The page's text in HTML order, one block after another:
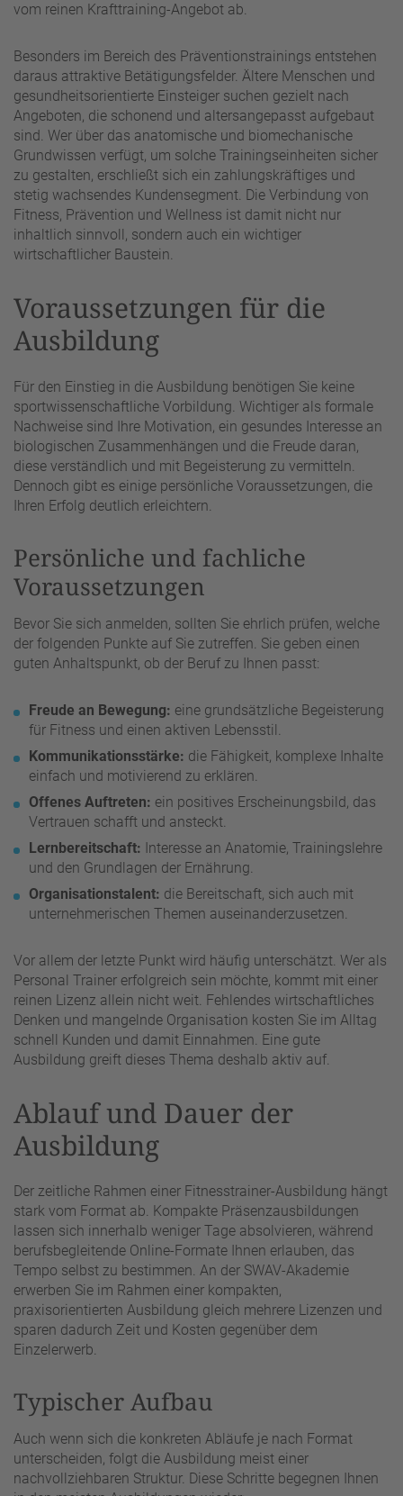
vom reinen Krafttraining-Angebot ab.
Besonders im Bereich des Präventionstrainings entstehen
daraus attraktive Betätigungsfelder. Ältere Menschen und
gesundheitsorientierte Einsteiger suchen gezielt nach
Angeboten, die schonend und altersangepasst aufgebaut
sind. Wer über das anatomische und biomechanische
Grundwissen verfügt, um solche Trainingseinheiten sicher
zu gestalten, erschließt sich ein zahlungskräftiges und
stetig wachsendes Kundensegment. Die Verbindung von
Fitness, Prävention und Wellness ist damit nicht nur
inhaltlich sinnvoll, sondern auch ein wichtiger
wirtschaftlicher Baustein.
Voraussetzungen für die
Ausbildung
Für den Einstieg in die Ausbildung benötigen Sie keine
sportwissenschaftliche Vorbildung. Wichtiger als formale
Nachweise sind Ihre Motivation, ein gesundes Interesse an
biologischen Zusammenhängen und die Freude daran,
diese verständlich und mit Begeisterung zu vermitteln.
Dennoch gibt es einige persönliche Voraussetzungen, die
Ihren Erfolg deutlich erleichtern.
Persönliche und fachliche
Voraussetzungen
Bevor Sie sich anmelden, sollten Sie ehrlich prüfen, welche
der folgenden Punkte auf Sie zutreffen. Sie geben einen
guten Anhaltspunkt, ob der Beruf zu Ihnen passt:
Freude an Bewegung: eine grundsätzliche Begeisterung
für Fitness und einen aktiven Lebensstil.
Kommunikationsstärke: die Fähigkeit, komplexe Inhalte
einfach und motivierend zu erklären.
Offenes Auftreten: ein positives Erscheinungsbild, das
Vertrauen schafft und ansteckt.
Lernbereitschaft: Interesse an Anatomie, Trainingslehre
und den Grundlagen der Ernährung.
Organisationstalent: die Bereitschaft, sich auch mit
unternehmerischen Themen auseinanderzusetzen.
Vor allem der letzte Punkt wird häufig unterschätzt. Wer als
Personal Trainer erfolgreich sein möchte, kommt mit einer
reinen Lizenz allein nicht weit. Fehlendes wirtschaftliches
Denken und mangelnde Organisation kosten Sie im Alltag
schnell Kunden und damit Einnahmen. Eine gute
Ausbildung greift dieses Thema deshalb aktiv auf.
Ablauf und Dauer der
Ausbildung
Der zeitliche Rahmen einer Fitnesstrainer-Ausbildung hängt
stark vom Format ab. Kompakte Präsenzausbildungen
lassen sich innerhalb weniger Tage absolvieren, während
berufsbegleitende Online-Formate Ihnen erlauben, das
Tempo selbst zu bestimmen. An der SWAV-Akademie
erwerben Sie im Rahmen einer kompakten,
praxisorientierten Ausbildung gleich mehrere Lizenzen und
sparen dadurch Zeit und Kosten gegenüber dem
Einzelerwerb.
Typischer Aufbau
Auch wenn sich die konkreten Abläufe je nach Format
unterscheiden, folgt die Ausbildung meist einer
nachvollziehbaren Struktur. Diese Schritte begegnen Ihnen